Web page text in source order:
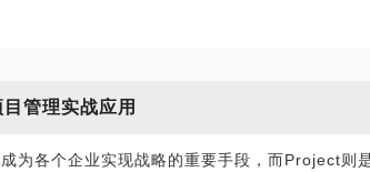
望给你最有针对性的指导和分享，并找到适合
数据和表格都耗时巨大；
到高效解决。
效率并不高，因为不同行业不同工作内容所涉
管理实战应用
为各个企业实现战略的重要手段，而Project则